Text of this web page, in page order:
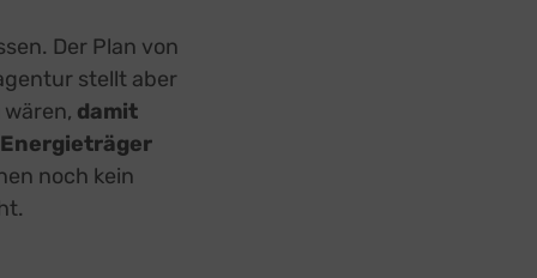
Der Plan von
stellt aber
wären, damit
noch kein